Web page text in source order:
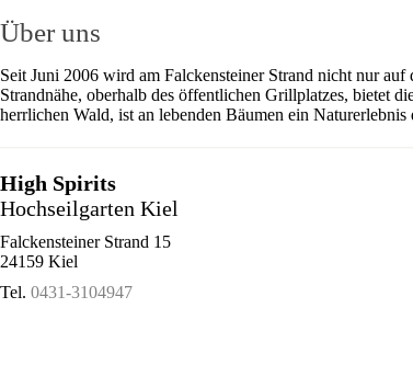
Über uns
Seit Juni 2006 wird am Falckensteiner Strand nicht nur
Strandnähe, oberhalb des öffentlichen Grillplatzes, bietet
herrlichen Wald, ist an lebenden Bäumen ein Naturerlebnis
High Spirits
Hochseilgarten Kiel
Falckensteiner Strand 15
24159 Kiel
Tel. 0431-3104947